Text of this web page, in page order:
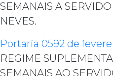
SEMANAIS A
NEVES.
Portaria 0592 de
REGIME
SEMANAIS AO